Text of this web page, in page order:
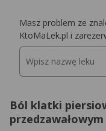
Masz problem ze
KtoMaLek.pl i
Ból klatki